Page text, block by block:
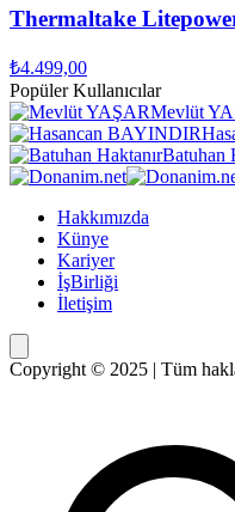
Thermaltake
₺4.499,00
Popüler Kullanıcılar
Mevlüt
Batuhan
Hakkımızda
Künye
Kariyer
İşBirliği
İletişim
Copyright © 2025 | Tüm